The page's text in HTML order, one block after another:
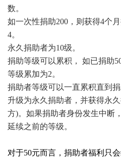
数。
如一次性捐助200，则获得4个
4。
永久捐助者为10级。
捐助等级可以累积， 如已捐助
等级累加为2。
捐助者等级可以一直累积直到
升级为永久捐助者，并获得永
方)。 如果捐助者身份发生中断
延续之前的等级。
对于50元而言，捐助者福利只